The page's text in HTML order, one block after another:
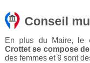
Conseil
En plus du Maire, le
Crottet se compose
des femmes et 9 sont